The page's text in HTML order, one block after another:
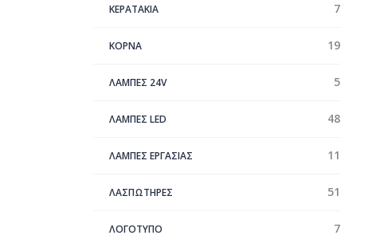
ΚΕΡΑΤΑΚΙΑ 7
ΚΟΡΝΑ 19
ΛΑΜΠΕΣ 24V 5
ΛΑΜΠΕΣ LED 48
ΛΑΜΠΕΣ ΕΡΓΑΣΙΑΣ 11
ΛΑΣΠΩΤΗΡΕΣ 51
ΛΟΓΟΤΥΠΟ 7